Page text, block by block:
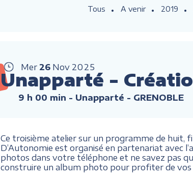
Tous A venir 2019
Mer 26 Nov 2025
Unapparté -
9 h 00 min - Unapparté - GRENOBLE
Ce troisième atelier sur un programme de huit,
D’Autonomie est organisé en partenariat avec
photos dans votre téléphone et ne savez pas
construire un album photo pour profiter de vos